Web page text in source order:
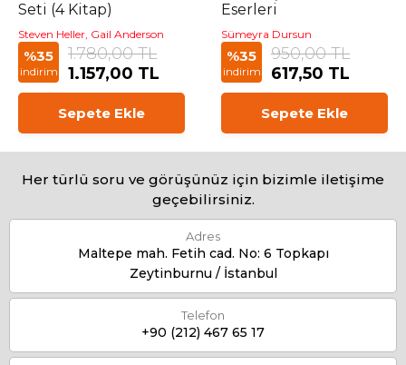
Seti (4 Kitap)
Steven Heller, Gail Anderson
%35
indirim
1.780,00 TL
1.157,00 TL
Sepete Ekle
Eserleri
Sümeyra Dursun
%35
indirim
950,00 TL
617,50 TL
Sepete Ekle
Her türlü soru ve görüşünüz için bizimle iletişime
geçebilirsiniz.
Adres
Maltepe mah. Fetih cad. No: 6 Topkapı
Zeytinburnu / İstanbul
Telefon
+90 (212) 467 65 17